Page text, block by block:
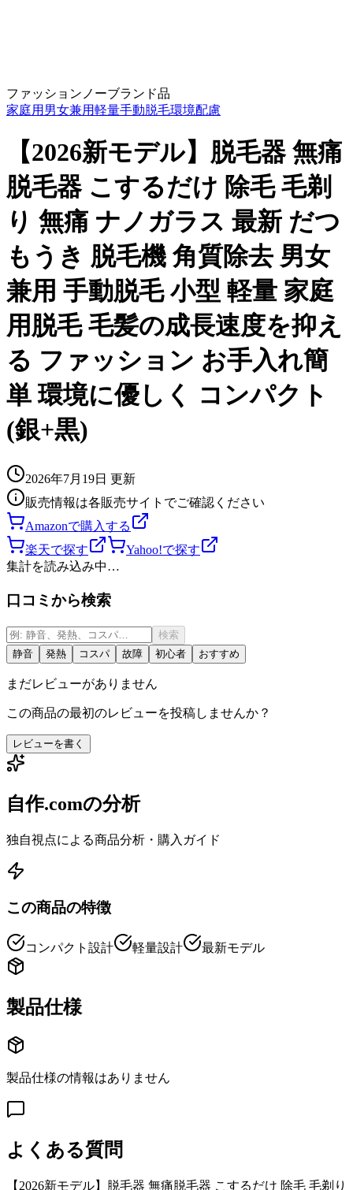
ファッション ノーブランド品
家庭用 男女兼用軽量手動脱毛環境配慮
【2026新モデル】脱毛器 無痛
脱毛器 こするだけ 除毛 毛剃
り 無痛 ナノガラス 最新 だつ
もうき 脱毛機 角質除去 男女
兼用 手動脱毛 小型 軽量 家庭
用脱毛 毛髪の成長速度を抑え
る ファッション お手入れ簡
単 環境に優しく コンパクト
(銀+黒)
2026年7月19日 更新
販売情報は各販売サイトでご確認ください
Amazonで購入する
楽天で探す
Yahoo!で探す
集計を読み込み中…
口コミから検索
検索
静音
発熱 コスパ 故障 初心者 おすすめ
まだレビューがありません
この商品の最初のレビューを投稿しませんか？
レビューを書く
自作.comの分析
独自視点による商品分析・購入ガイド
この商品の特徴
コンパクト設計 軽量設計 最新モデル
製品仕様
製品仕様の情報はありません
よくある質問
【2026新モデル】脱毛器 無痛脱毛器 こするだけ 除毛 毛剃り